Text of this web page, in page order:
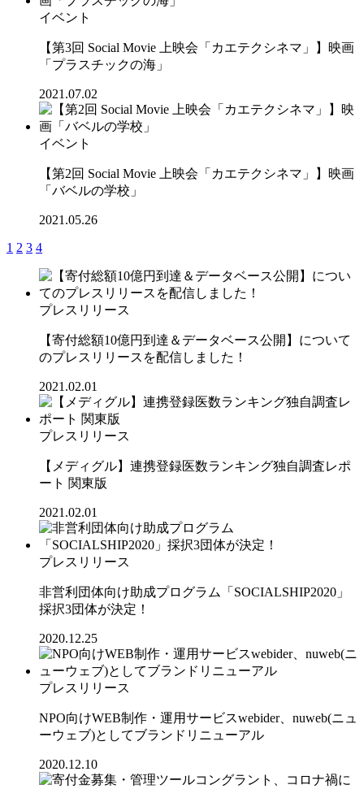
イベント
【第3回 Social Movie 上映会「カエテクシネマ」】映画
「プラスチックの海」
2021.07.02
イベント
【第2回 Social Movie 上映会「カエテクシネマ」】映画
「バベルの学校」
2021.05.26
1 2 3 4
プレスリリース
【寄付総額10億円到達＆データベース公開】について
のプレスリリースを配信しました！
2021.02.01
プレスリリース
【メディグル】連携登録医数ランキング独⾃調査レポ
ート 関東版
2021.02.01
プレスリリース
非営利団体向け助成プログラム「SOCIALSHIP2020」
採択3団体が決定！
2020.12.25
プレスリリース
NPO向けWEB制作・運用サービスwebider、nuweb(ニュ
ーウェブ)としてブランドリニューアル
2020.12.10